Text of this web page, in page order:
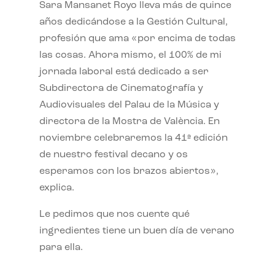
Sara Mansanet Royo lleva más de quince
años dedicándose a la Gestión Cultural,
profesión que ama «por encima de todas
las cosas. Ahora mismo, el 100% de mi
jornada laboral está dedicado a ser
Subdirectora de Cinematografía y
Audiovisuales del Palau de la Música y
directora de la Mostra de València. En
noviembre celebraremos la 41ª edición
de nuestro festival decano y os
esperamos con los brazos abiertos»,
explica.
Le pedimos que nos cuente qué
ingredientes tiene un buen día de verano
para ella.